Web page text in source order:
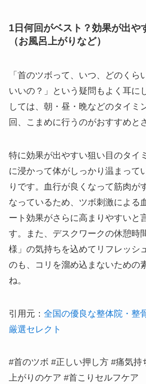
1日何回がベスト？効果が出や
（お風呂上がりなど）
「首のツボって、いつ、どのくら
いいの？」という疑問もよく耳に
しては、朝・昼・晩などのタイミ
回、こまめに行うのがおすすめと
特に効果が出やすい狙い目のタイ
に浸かって体がしっかり温まって
りです。血行が良くなって筋肉が
なっているため、ツボ刺激による
ート効果がさらに高まりやすいと
す。また、デスクワークの休憩時
様」の気持ちを込めてリフレッシ
のも、コリを溜め込まないための
ね。
引用元： 全国の優良な整体院・整
厳選セレクト
#首のツボ #正しい押し方 #痛気持
上がりのケア #首こりセルフケア